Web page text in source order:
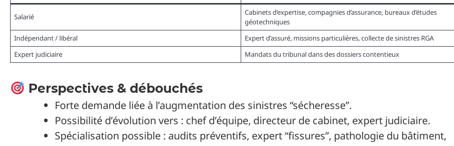
Salarié
Cabinets d’expertise, compagnies d’assurance, bureaux d’études
géotechniques
Indépendant / libéral
Expert d’assuré, missions particulières, collecte de sinistres RGA
Expert judiciaire
Mandats du tribunal dans des dossiers contentieux
Perspectives & débouchés
Forte demande liée à l’augmentation des sinistres “sécheresse”.
Possibilité d’évolution vers : chef d’équipe, directeur de cabinet, expert judiciaire.
Spécialisation possible : audits préventifs, expert “fissures”, pathologie du bâtiment,